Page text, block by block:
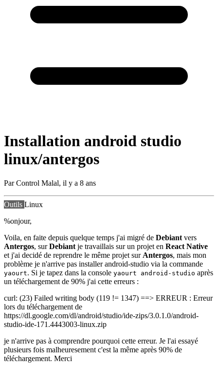
Installation android studio
linux/antergos
ParControl Malal, il y a 8 ans
Outils Linux
%onjour,
Voila, en faite depuis quelque temps j'ai migré de Debiant vers
Antergos, surDebiant je travaillais sur un projet en React Native
et j'ai decidé de reprendre le même projet sur Antergos, mais mon
problème je n'arrive pas installer android-studio via la commande
yaourt. Si je tapez dans la console yaourt android-studio après
un téléchargement de 90% j'ai cette erreurs :
curl: (23) Failed writing body (119 != 1347) ==> ERREUR : Erreur
lors du téléchargement de
https://dl.google.com/dl/android/studio/ide-zips/3.0.1.0/android-
studio-ide-171.4443003-linux.zip
je n'arrive pas à comprendre pourquoi cette erreur. Je l'ai essayé
plusieurs fois malheuresement c'est la même après 90% de
téléchargement. Merci